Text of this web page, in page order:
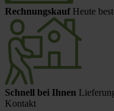
Rechnungskauf Heute
Schnell bei Ihnen
Kontakt